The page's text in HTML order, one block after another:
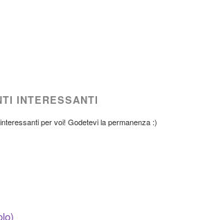
INTERESSANTI
per voi! Godetevi la permanenza :)